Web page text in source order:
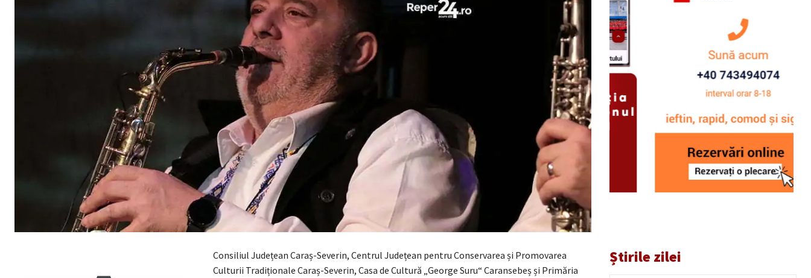
Consiliul Județean Caraș-Severin, Centrul Județean pentru Conservarea și Promovarea
Culturii Tradiționale Caraș-Severin, Casa de Cultură „George Suru“ Caransebeș și Primăria
Știrile zilei